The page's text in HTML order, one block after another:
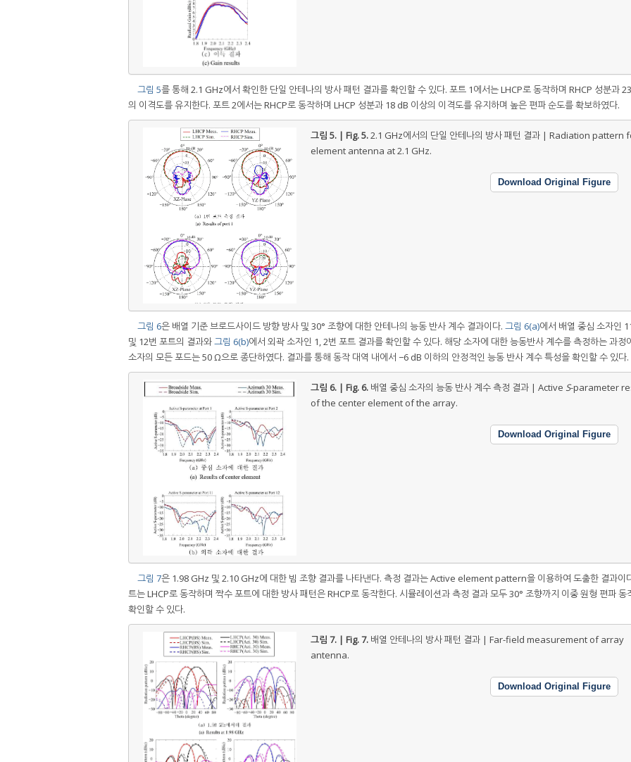
그림 5를 통해 2.1 GHz에서 확인한 단일 안테나의 방사 패턴 결과를 확인할 수 있다. 포트 1에서는 LHCP로 동작하며 RHCP 성분과
의 이격도를 유지한다. 포트 2에서는 RHCP로 동작하며 LHCP 성분과 18 dB 이상의 이격도를 유지하며 높은 편파 순도를 확보하였다.
그림 5. | Fig. 5.2.1 GHz에서의 단일 안테나의 방사 패턴 결과 | Radiation pattern
element antenna at 2.1 GHz.
Download Original Figure
그림 6은 배열 기준 브로드사이드 방향 방사 및 30° 조향에 대한 안테나의 능동 반사 계수 결과이다. 그림 6(a)에서 배열 중심 소자인
및 12번 포트의 결과와그림 6(b)에서 외곽 소자인 1, 2번 포트 결과를 확인할 수 있다. 해당 소자에 대한 능동반사 계수를 측정하는 과정
소자의 모든 포드는 50 Ω으로 종단하였다. 결과를 통해 동작 대역 내에서 −6 dB 이하의 안정적인 능동 반사 계수 특성을 확인할 수 있다.
그림 6. | Fig. 6. 배열 중심 소자의 능동 반사 계수 측정 결과 | Active S-parameter
of the center element of the array.
Download Original Figure
그림 7은 1.98 GHz 및 2.10 GHz에 대한 빔 조향 결과를 나타낸다. 측정 결과는 Active element pattern을 이용하여 도출한 결과이
트는 LHCP로 동작하며 짝수 포트에 대한 방사 패턴은 RHCP로 동작한다. 시뮬레이션과 측정 결과 모두 30° 조향까지 이중 원형 편파 동
확인할 수 있다.
그림 7. | Fig. 7. 배열 안테나의 방사 패턴 결과 | Far-field measurement of array
antenna.
Download Original Figure